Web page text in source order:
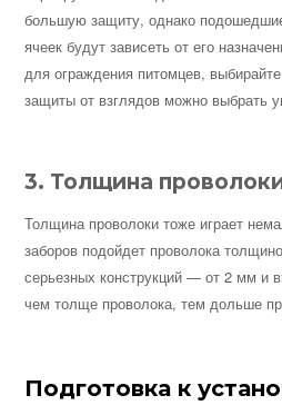
большую защиту, однако
ячеек будут зависеть от его
для ограждения питомцев,
защиты от взглядов можно выбрать
3. Толщина
Толщина проволоки тоже играет
заборов подойдет проволока
серьезных конструкций — от 2 мм и
чем толще проволока, тем дольше
Подготовка к